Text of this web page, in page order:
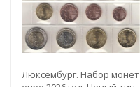
Люксембург. Набор монет